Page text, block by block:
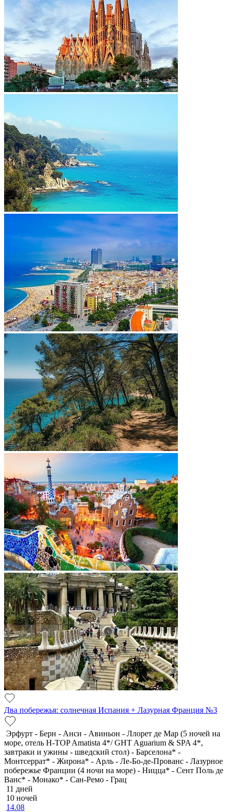
Два побережья: солнечная Испания + Лазурная Франция №3
Эрфурт - Берн - Анси - Авиньон - Ллорет де Мар (5 ночей на
море, отель H-TOP Amatista 4*/ GHT Aguarium & SPA 4*,
завтраки и ужины - шведский стол) - Барселона* -
Монтсеррат* - Жирона* - Арль - Ле-Бо-де-Прованс - Лазурное
побережье Франции (4 ночи на море) - Ницца* - Сент Поль де
Ванс* - Монако* - Сан-Ремо - Грац
11 дней
10 ночей
14.08